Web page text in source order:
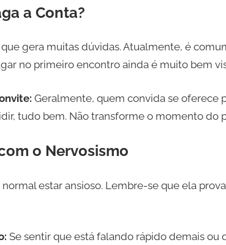
a Conta?
gera muitas dúvidas. Atualmente, é
no primeiro encontro ainda é muito bem
Geralmente, quem convida se oferece
tudo bem. Não transforme o momento do
o Nervosismo
estar ansioso. Lembre-se que ela
Se sentir que está falando rápido demais ou